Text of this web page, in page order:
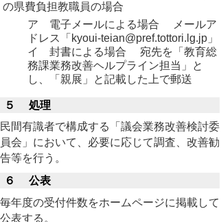
の県費負担教職員の場合
ア 電子メールによる場合 メールア
ドレス「kyoui-teian@pref.tottori.lg.jp」
イ 封書による場合 宛先を「教育総
務課業務改善ヘルプライン担当」と
し、「親展」と記載した上で郵送
５ 処理
民間有識者で構成する「議会業務改善検討委
員会」において、必要に応じて調査、改善勧
告等を行う。
６ 公表
毎年度の受付件数をホームページに掲載して
公表する。